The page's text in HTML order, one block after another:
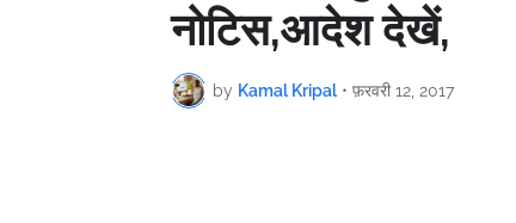
नोटिस,आदेश देखें,
by Kamal Kripal • फ़रवरी 12, 2017